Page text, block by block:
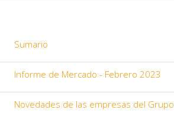
Sumario
Informe de Mercado - Febrero 2023
Novedades de las empresas del Grupo